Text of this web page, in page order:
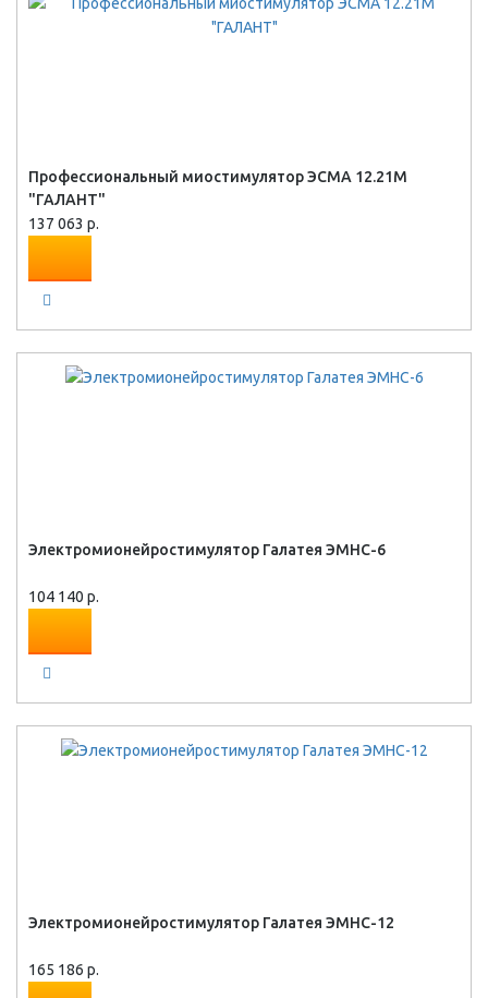
Профессиональный миостимулятор ЭСМА 12.21М
"ГАЛАНТ"
137 063 р.
Электромионейростимулятор Галатея ЭМНС-6
104 140 р.
Электромионейростимулятор Галатея ЭМНС-12
165 186 р.